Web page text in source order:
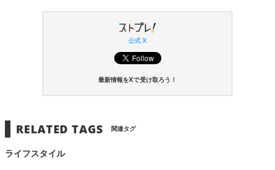
公式 X
最新情報をXで受け取ろう！
RELATED TAGS 関連タグ
ライフスタイル